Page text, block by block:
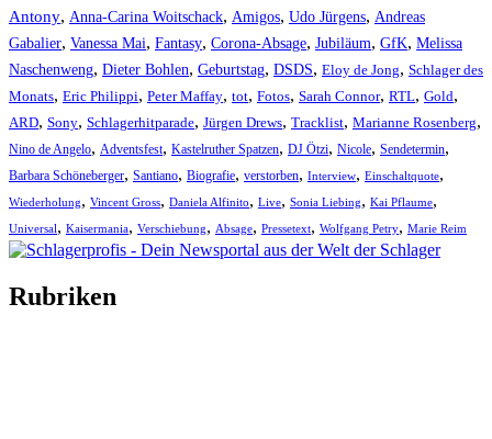
Antony, Anna-Carina Woitschack, Amigos, Udo Jürgens, Andreas
Gabalier, Vanessa Mai, Fantasy, Corona-Absage, Jubiläum, GfK, Melissa
Naschenweng, Dieter Bohlen, Geburtstag, DSDS, Eloy de Jong, Schlager des
Monats, Eric Philippi, Peter Maffay, tot, Fotos, Sarah Connor, RTL, Gold,
ARD, Sony, Schlagerhitparade, Jürgen Drews, Tracklist, Marianne Rosenberg,
Nino de Angelo, Adventsfest, Kastelruther Spatzen, DJ Ötzi, Nicole, Sendetermin,
Barbara Schöneberger, Santiano, Biografie, verstorben, Interview, Einschaltquote,
Wiederholung, Vincent Gross, Daniela Alfinito, Live, Sonia Liebing, Kai Pflaume,
Universal, Kaisermania, Verschiebung, Absage, Pressetext, Wolfgang Petry, Marie Reim
Rubriken